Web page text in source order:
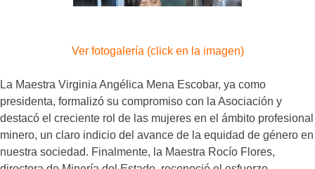
Ver fotogalería (click en la imagen)
La Maestra Virginia Angélica Mena Escobar, ya como
presidenta, formalizó su compromiso con la Asociación y
destacó el creciente rol de las mujeres en el ámbito profesional
minero, un claro indicio del avance de la equidad de género en
nuestra sociedad. Finalmente, la Maestra Rocío Flores,